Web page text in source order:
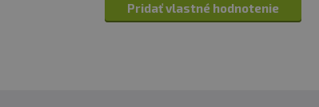
Pridať vlastné hodnotenie